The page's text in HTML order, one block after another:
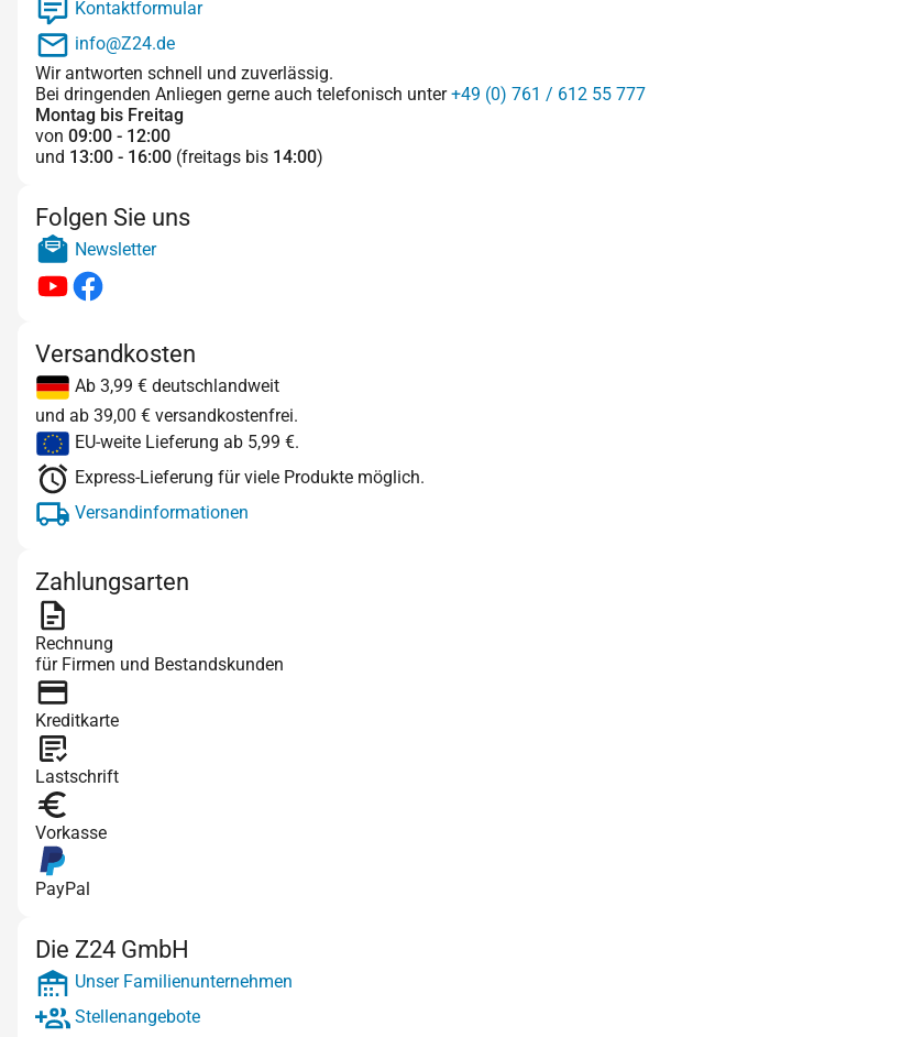
Kontaktformular
info@Z24.de
Wir antworten schnell und zuverlässig.
Bei dringenden Anliegen gerne auch telefonisch unter+49 (0) 761 / 612 55 777
Montag bis Freitag
von 09:00 - 12:00
und 13:00 - 16:00 (freitags bis 14:00)
Folgen Sie uns
Newsletter
Versandkosten
Ab 3,99 € deutschlandweit
und ab 39,00 € versandkostenfrei.
EU-weite Lieferung ab 5,99 €.
Express-Lieferung für viele Produkte möglich.
Versandinformationen
Zahlungsarten
Rechnung
für Firmen und Bestandskunden
Kreditkarte
Lastschrift
Vorkasse
PayPal
Die Z24 GmbH
Unser Familienunternehmen
Stellenangebote